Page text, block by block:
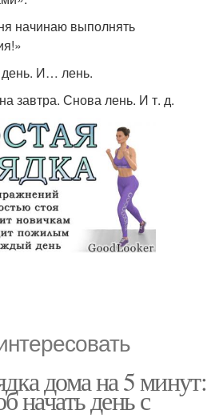
начинаю выполнять
И… лень.
завтра. Снова лень. И т. д.
дома на 5 минут:
начать день с